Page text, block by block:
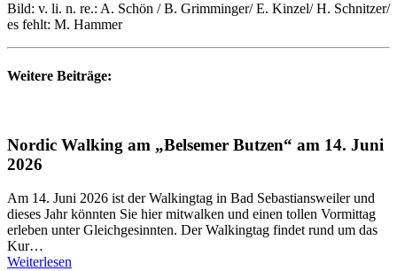
Bild: v. li. n. re.: A. Schön / B. Grimminger/ E. Kinzel/ H. Schnitzer/
es fehlt: M. Hammer
Weitere Beiträge:
Nordic Walking am „Belsemer Butzen“ am 14. Juni
2026
Am 14. Juni 2026 ist der Walkingtag in Bad Sebastiansweiler und
dieses Jahr könnten Sie hier mitwalken und einen tollen Vormittag
erleben unter Gleichgesinnten. Der Walkingtag findet rund um das
Kur…
Weiterlesen